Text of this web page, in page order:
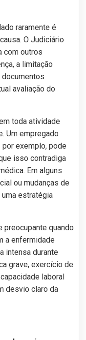
raramente é
O Judiciário
com outros
a limitação
avaliação do
toda atividade
Um empregado
exemplo, pode
isso contradiga
Em alguns
ou mudanças de
estratégia
preocupante quando
a enfermidade
intensa durante
grave, exercício de
laboral
desvio claro da